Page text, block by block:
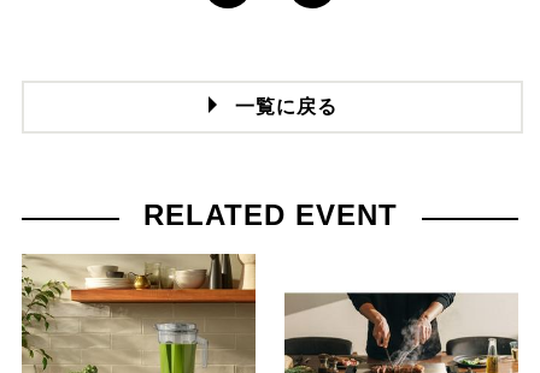
一覧に戻る
RELATED EVENT